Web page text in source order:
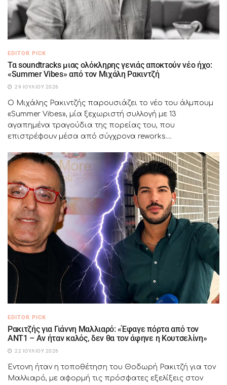
EDITOR PICK
Τα soundtracks μιας ολόκληρης γενιάς αποκτούν νέο ήχο:
«Summer Vibes» από τον Μιχάλη Ρακιντζή
29 ΙΟΥΛΊΟΥ 2026
Ο Μιχάλης Ρακιντζής παρουσιάζει το νέο του άλμπουμ
«Summer Vibes», μία ξεχωριστή συλλογή με 13
αγαπημένα τραγούδια της πορείας του, που
επιστρέφουν μέσα από σύγχρονα reworks....
EDITOR PICK
Ρακιτζής για Γιάννη Μαλλιαρό: «Έφαγε πόρτα από τον
ΑΝΤ1 – Αν ήταν καλός, δεν θα τον άφηνε η Κουτσελίνη»
22 ΙΟΥΛΊΟΥ 2026
Έντονη ήταν η τοποθέτηση του Θοδωρή Ρακιτζή για τον
Μαλλιαρό, με αφορμή τις πρόσφατες εξελίξεις στον